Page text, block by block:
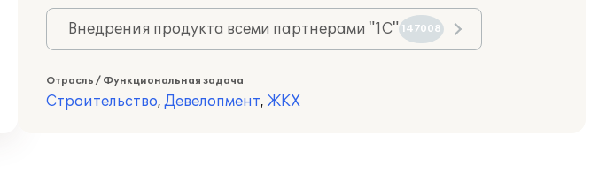
Внедрения продукта всеми партнерами "1С" 147008
Отрасль / Функциональная задача
Строительство, Девелопмент, ЖКХ